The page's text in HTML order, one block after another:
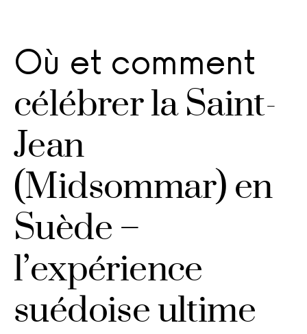
Où et comment
célébrer la Saint-
Jean
(Midsommar) en
Suède –
l’expérience
suédoise ultime